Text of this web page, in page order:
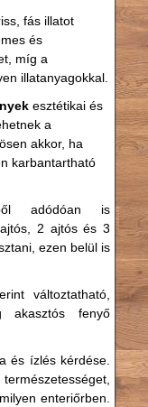
fás illatot
és
míg a
illatanyagokkal.
esztétikai és
a
akkor, ha
karbantartható
adódóan is
2 ajtós és 3
ezen belül is
változtatható,
akasztós fenyő
és ízlés kérdése.
enteriőrben.